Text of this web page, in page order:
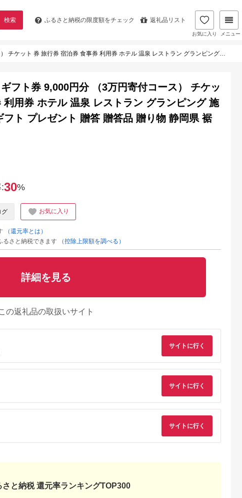
検索 ふるさと納税の限度額をチェック 返礼品リスト
お気に入り メニュー
ホテル 温泉 レストラン グランピング 施設 トラベル 観光 体験 旅 ギフト プレゼント 贈答 贈答品 贈り物 静岡県 裾野 裾野市
ふるさと納税】ホテ
No.422 入浴回数券1
屋久島プライベート＆
フト券 9,000円分 （3万円寄付コース） チケッ
利用券 ホテル 温泉 レストラン グランピング 施
ト プレゼント 贈答 贈答品 贈り物 静岡県 裾
30%
グ お気に入り
（還元率とは）
さと納税できます
（控除上限額を調べる）
詳細を見る
の返礼品の取扱いサイト
サイトに行く
サイトに行く
サイトに行く
さと納税 還元率ランキングTOP300